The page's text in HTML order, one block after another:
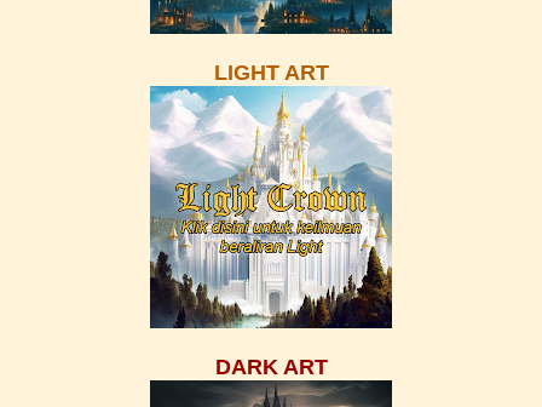
LIGHT ART
DARK ART